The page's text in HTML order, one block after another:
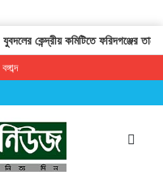
কেন্দ্রীয় কমিটিতে ফরিদগঞ্জের তারেকুর